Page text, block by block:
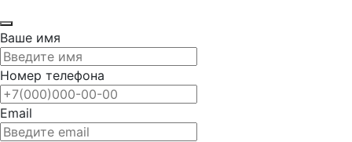
Ваше имя
Номер телефона
Email